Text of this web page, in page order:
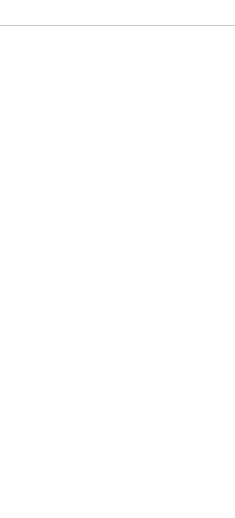
todos os dias nas
decisão”,